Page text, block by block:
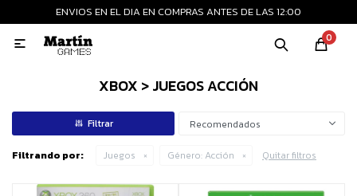
ENVIOS EN EL DIA EN COMPRAS ANTES DE LAS 12:00
0

XBOX > JUEGOS ACCIÓN
Recomendados
Filtrando por: Juegos Género: Acción Quitar filtros
MI CUENTA
Consolas nuevas
Consolas recertificadas